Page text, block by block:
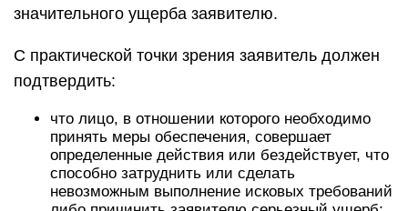
значительного ущерба заявителю.
С практической точки зрения заявитель должен
подтвердить:
что лицо, в отношении которого необходимо
принять меры обеспечения, совершает
определенные действия или бездействует, что
способно затруднить или сделать
невозможным выполнение исковых требований